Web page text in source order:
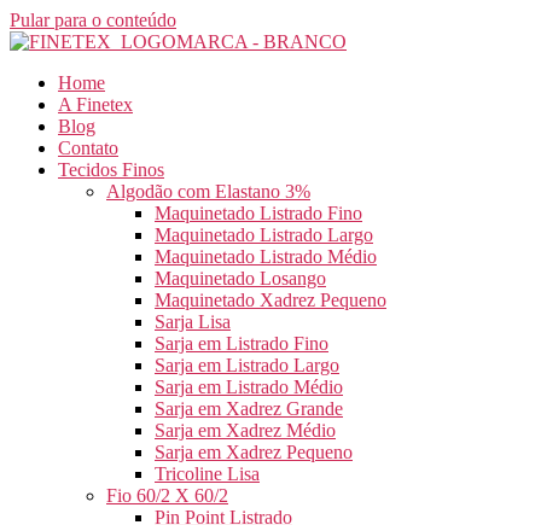
Pular para o conteúdo
Home
A Finetex
Blog
Contato
Tecidos Finos
Algodão com Elastano 3%
Maquinetado Listrado Fino
Maquinetado Listrado Largo
Maquinetado Listrado Médio
Maquinetado Losango
Maquinetado Xadrez Pequeno
Sarja Lisa
Sarja em Listrado Fino
Sarja em Listrado Largo
Sarja em Listrado Médio
Sarja em Xadrez Grande
Sarja em Xadrez Médio
Sarja em Xadrez Pequeno
Tricoline Lisa
Fio 60/2 X 60/2
Pin Point Listrado